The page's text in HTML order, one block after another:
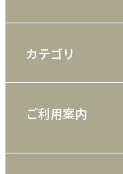
カテゴリ
ご利用案内